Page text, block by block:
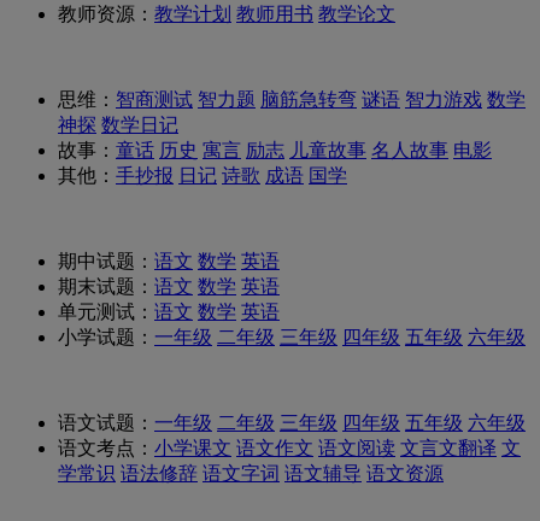
教师资源： 教学计划 教师用书 教学论文
思维： 智商测试 智力题 脑筋急转弯 谜语 智力游戏 数学
神探 数学日记
故事： 童话 历史 寓言 励志 儿童故事 名人故事 电影
其他： 手抄报 日记 诗歌 成语 国学
期中试题： 语文 数学 英语
期末试题： 语文 数学 英语
单元测试： 语文 数学 英语
小学试题： 一年级 二年级 三年级 四年级 五年级 六年级
语文试题： 一年级 二年级 三年级 四年级 五年级 六年级
语文考点： 小学课文 语文作文 语文阅读 文言文翻译 文
学常识 语法修辞 语文字词 语文辅导 语文资源